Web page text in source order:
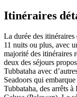
Itinéraires
La durée des
11 nuits ou plus, avec
majorité des itinéraires
deux des séjours
Tubbataha avec
Seadoors qui
Tubbataha, des arrêts